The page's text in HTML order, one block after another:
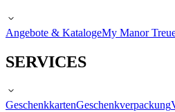
Angebote & KatalogeMy Manor
SERVICES
GeschenkkartenGeschenkverpackung